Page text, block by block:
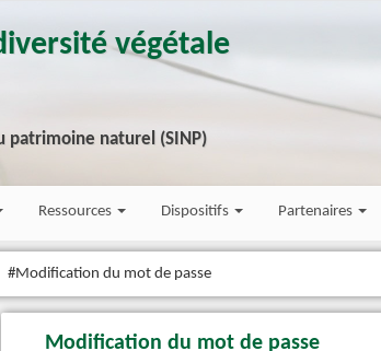
végétale
naturel (SINP)
Ressources Dispositifs Partenaires
#Modification du mot de passe
Modification du mot de passe